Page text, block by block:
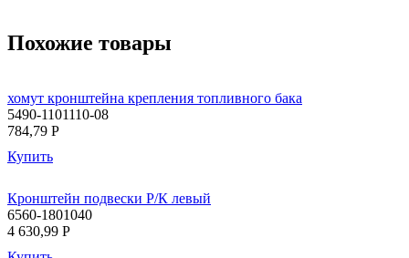
Похожие товары
хомут кронштейна крепления топливного бака
5490-1101110-08
784,79 P
Купить
Кронштейн подвески Р/К левый
6560-1801040
4 630,99 P